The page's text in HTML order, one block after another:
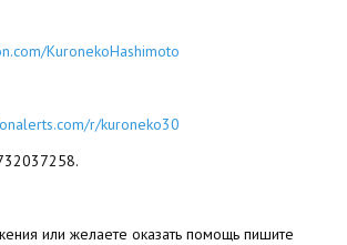
Reckoning
KuronekoHashimoto
r/kuroneko30
или желаете оказать помощь пишите